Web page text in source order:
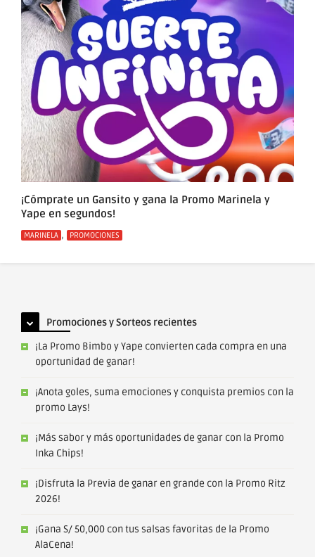
¡Cómprate un Gansito y gana la Promo Marinela y
Yape en segundos!
Categorías
MARINELA , PROMOCIONES
Promociones y Sorteos recientes
¡La Promo Bimbo y Yape convierten cada compra en una
oportunidad de ganar!
¡Anota goles, suma emociones y conquista premios con la
promo Lays!
¡Más sabor y más oportunidades de ganar con la Promo
Inka Chips!
¡Disfruta la Previa de ganar en grande con la Promo Ritz
2026!
¡Gana S/ 50,000 con tus salsas favoritas de la Promo
AlaCena!